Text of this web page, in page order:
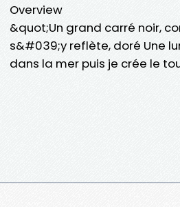
Overview
&quot;Un grand carré noir,
s&#039;y reflète, doré Une
dans la mer puis je crée le